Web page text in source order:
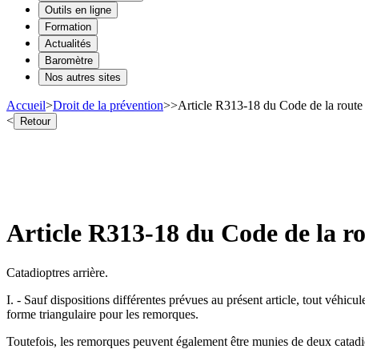
Outils en ligne
Formation
Actualités
Baromètre
Nos autres sites
Accueil>Droit de la prévention>>Article R313-18 du Code de la
< Retour
Article R313-18 du Code de la
Catadioptres arrière.
I. - Sauf dispositions différentes prévues au présent article, tout
forme triangulaire pour les remorques.
Toutefois, les remorques peuvent également être munies de deux